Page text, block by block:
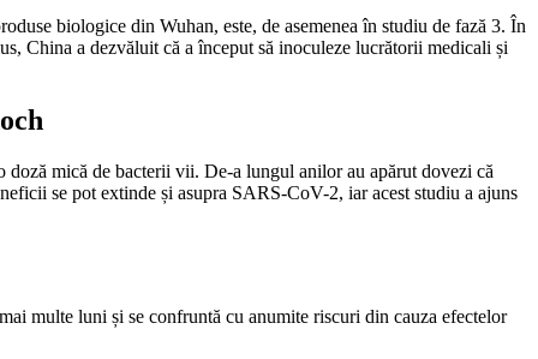
biologice din Wuhan, este, de asemenea în studiu de fază 3. În
China a dezvăluit că a început să inoculeze lucrătorii medicali și
mică de bacterii vii. De-a lungul anilor au apărut dovezi că
se pot extinde și asupra SARS-CoV-2, iar acest studiu a ajuns
multe luni și se confruntă cu anumite riscuri din cauza efectelor